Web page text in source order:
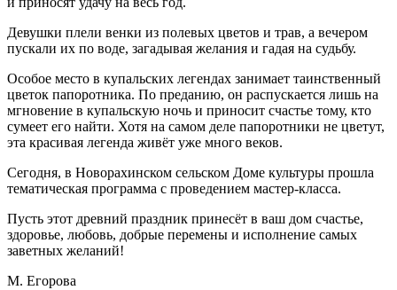
Девушки плели венки из полевых цветов и трав, а вечером
пускали их по воде, загадывая желания и гадая на судьбу.
Особое место в купальских легендах занимает таинственный
цветок папоротника. По преданию, он распускается лишь на
мгновение в купальскую ночь и приносит счастье тому, кто
сумеет его найти. Хотя на самом деле папоротники не цветут,
эта красивая легенда живёт уже много веков.
Сегодня, в Новорахинском сельском Доме культуры прошла
тематическая программа с проведением мастер-класса.
Пусть этот древний праздник принесёт в ваш дом счастье,
здоровье, любовь, добрые перемены и исполнение самых
заветных желаний!
М. Егорова